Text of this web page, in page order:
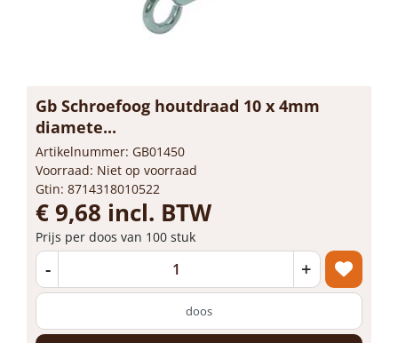
Gb Schroefoog houtdraad 10 x 4mm
diamete...
Artikelnummer: GB01450
Voorraad: Niet op voorraad
Gtin: 8714318010522
€ 9,68 incl. BTW
Prijs per doos van 100 stuk
- +
doos